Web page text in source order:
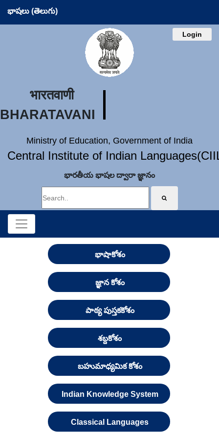
భాషలు (తెలుగు)
Login
भारतवाणी
BHARATAVANI
Ministry of Education, Government of India
Central Institute of Indian
భారతీయ భాషల ద్వారా జ్ఞానం
భాషాకోశం
జ్ఞాన కోశం
పాఠ్య పుస్తకకోశం
శబ్దకోశం
బహుమాధ్యమిక కోశం
Indian Knowledge System
Classical Languages